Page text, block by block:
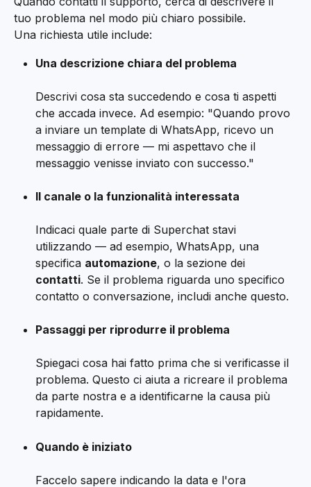
tuo problema nel modo più chiaro possibile.
Una richiesta utile include:
Una descrizione chiara del problema
Descrivi cosa sta succedendo e cosa ti aspetti
che accada invece. Ad esempio: "Quando provo
a inviare un template di WhatsApp, ricevo un
messaggio di errore — mi aspettavo che il
messaggio venisse inviato con successo."
Il canale o la funzionalità interessata
Indicaci quale parte di Superchat stavi
utilizzando — ad esempio, WhatsApp, una
specifica automazione, o la sezione dei
contatti. Se il problema riguarda uno specifico
contatto o conversazione, includi anche questo.
Passaggi per riprodurre il problema
Spiegaci cosa hai fatto prima che si verificasse il
problema. Questo ci aiuta a ricreare il problema
da parte nostra e a identificarne la causa più
rapidamente.
Quando è iniziato
Faccelo sapere indicando la data e l'ora